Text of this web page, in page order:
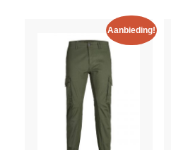
Aanbieding!